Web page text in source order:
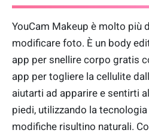
YouCam Makeup è molto più
modificare foto. È un body
app per snellire corpo gratis
app per togliere la cellulite
aiutarti ad apparire e sentirti
piedi, utilizzando la
modifiche risultino naturali.